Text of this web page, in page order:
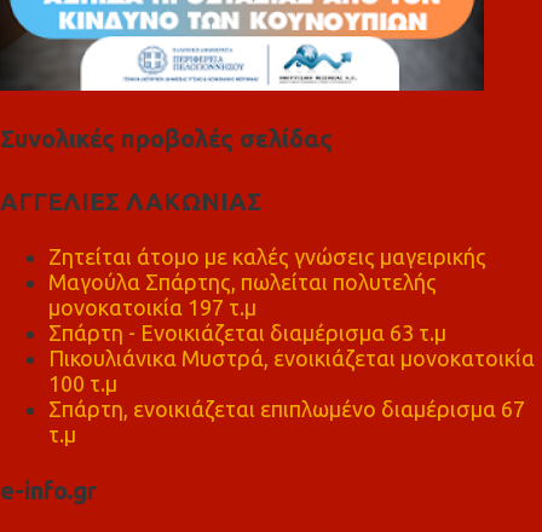
Συνολικές προβολές σελίδας
ΑΓΓΕΛΙΕΣ ΛΑΚΩΝΙΑΣ
Ζητείται άτομο με καλές γνώσεις μαγειρικής
Μαγούλα Σπάρτης, πωλείται πολυτελής
μονοκατοικία 197 τ.μ
Σπάρτη - Ενοικιάζεται διαμέρισμα 63 τ.μ
Πικουλιάνικα Μυστρά, ενοικιάζεται μονοκατοικία
100 τ.μ
Σπάρτη, ενοικιάζεται επιπλωμένο διαμέρισμα 67
τ.μ
e-info.gr